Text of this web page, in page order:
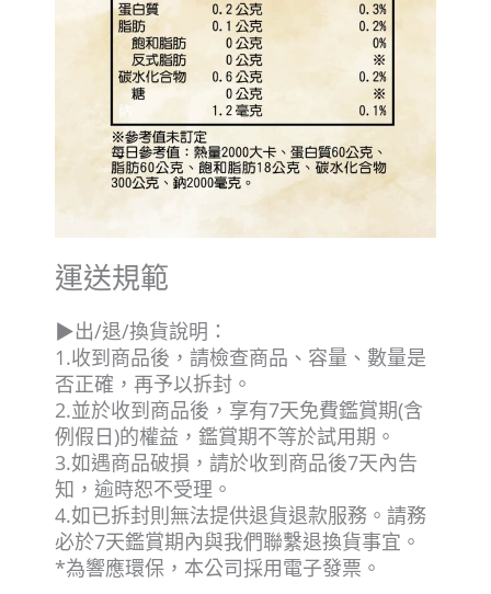
運送規範
▶出/退/換貨說明：
1.收到商品後，請檢查商品、容量、數量是
否正確，再予以拆封。
2.並於收到商品後，享有7天免費鑑賞期(含
例假日)的權益，鑑賞期不等於試用期。
3.如遇商品破損，請於收到商品後7天內告
知，逾時恕不受理。
4.如已拆封則無法提供退貨退款服務。請務
必於7天鑑賞期內與我們聯繫退換貨事宜。
*為響應環保，本公司採用電子發票。